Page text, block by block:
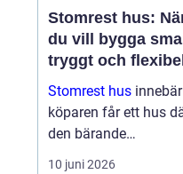
Stomrest hus:
du vill bygga
tryggt och
Stomrest hus
köparen får ett hus
den bärande
konstruktionen redan
10 juni 2026